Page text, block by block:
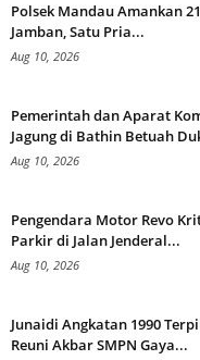
Polsek Mandau Amankan
Jamban, Satu Pria...
Aug 10, 2026
Pemerintah dan Aparat
Jagung di Bathin Betuah
Aug 10, 2026
Pengendara Motor Revo
Parkir di Jalan Jenderal...
Aug 10, 2026
Junaidi Angkatan 1990
Reuni Akbar SMPN Gaya...